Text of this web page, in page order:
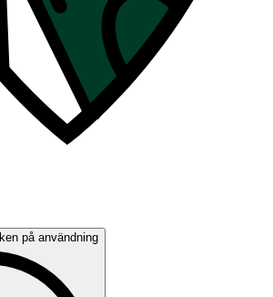
på användning